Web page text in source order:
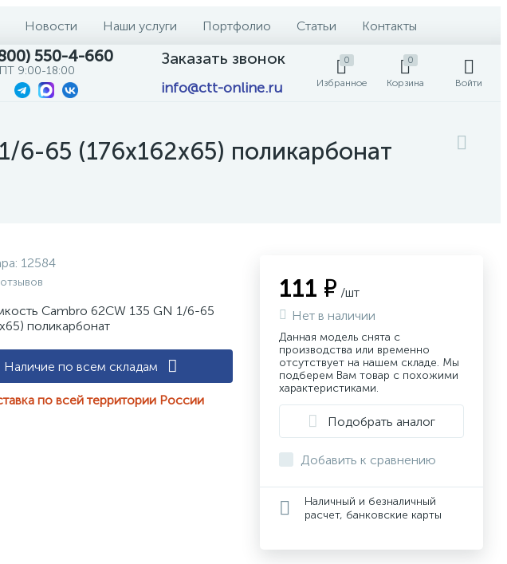
Новости Наши услуги Портфолио Статьи Контакты
550-4-660
9:00-18:00
Заказать звонок
info@ctt-online.ru
0
Избранное
0
Корзина Войти
6-65 (176х162х65) поликарбонат
12584
Cambro 62CW 135 GN 1/6-65
поликарбонат
Наличие по всем складам
по всей территории России
111 ₽ /шт
Нет в наличии
Данная модель снята с
производства или временно
отсутствует на нашем складе. Мы
подберем Вам товар с похожими
характеристиками.
Подобрать аналог
Добавить к сравнению
Наличный и безналичный
расчет, банковские карты